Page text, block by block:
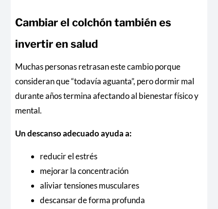
Cambiar el colchón también es
invertir en salud
Muchas personas retrasan este cambio porque
consideran que “todavía aguanta”, pero dormir mal
durante años termina afectando al bienestar físico y
mental.
Un descanso adecuado ayuda a:
reducir el estrés
mejorar la concentración
aliviar tensiones musculares
descansar de forma profunda